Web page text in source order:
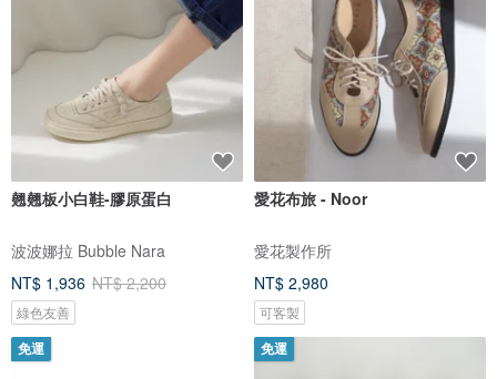
翹翹板小白鞋-膠原蛋白
波波娜拉 Bubble Nara
NT$ 1,936 NT$ 2,200
綠色友善
愛花布旅 - Noor
愛花製作所
NT$ 2,980
可客製
免運 免運